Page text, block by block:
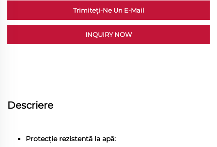
Trimiteți-Ne Un E-Mail
INQUIRY NOW
Descriere
Protecție rezistentă la apă: